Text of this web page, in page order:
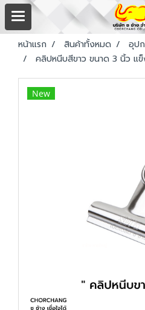
หน้าแรก สินค้าทั้งหมด อุป
คลิปหนีบสีขาว ขนาด 3 นิ้ว แ
New